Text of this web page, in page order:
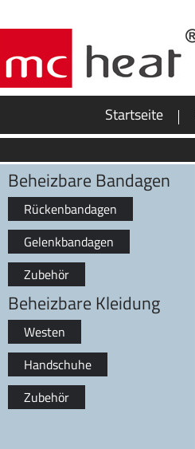
Startseite
Beheizbare Bandagen
Rückenbandagen
Gelenkbandagen
Zubehör
Beheizbare Kleidung
Westen
Handschuhe
Zubehör